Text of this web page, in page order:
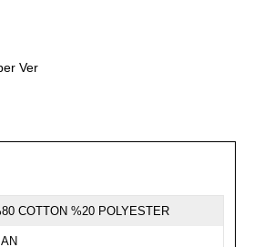
Ver
COTTON %20 POLYESTER